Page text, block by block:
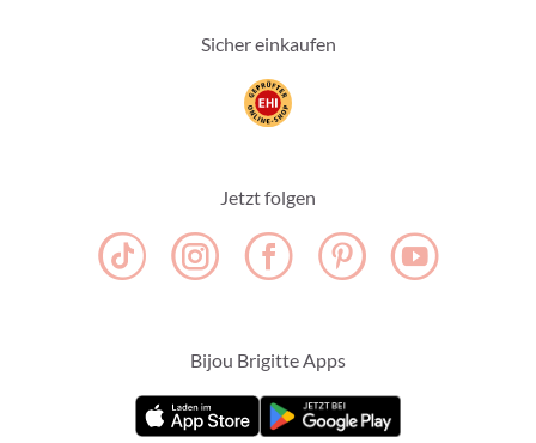
Sicher einkaufen
Jetzt folgen
Bijou Brigitte Apps